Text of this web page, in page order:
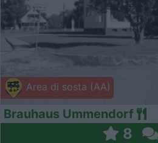
Area di sosta (AA)
Brauhaus Ummendorf
8